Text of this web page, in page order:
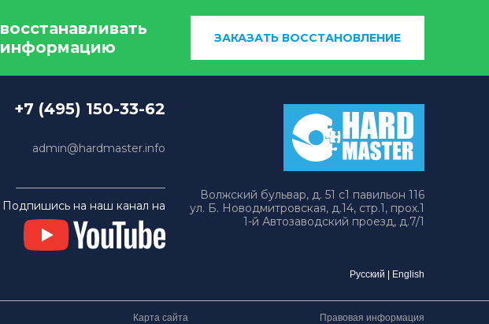
восстанавливать
информацию
ЗАКАЗАТЬ ВОССТАНОВЛЕНИЕ
+7 (495) 150-33-62
admin@hardmaster.info
Подпишись на наш канал на
Волжский бульвар, д. 51 с1 павильон 116
ул. Б. Новодмитровская, д.14, стр.1, прох.1
1-й Автозаводский проезд, д.7/1
Русский English
Карта сайта Правовая информация